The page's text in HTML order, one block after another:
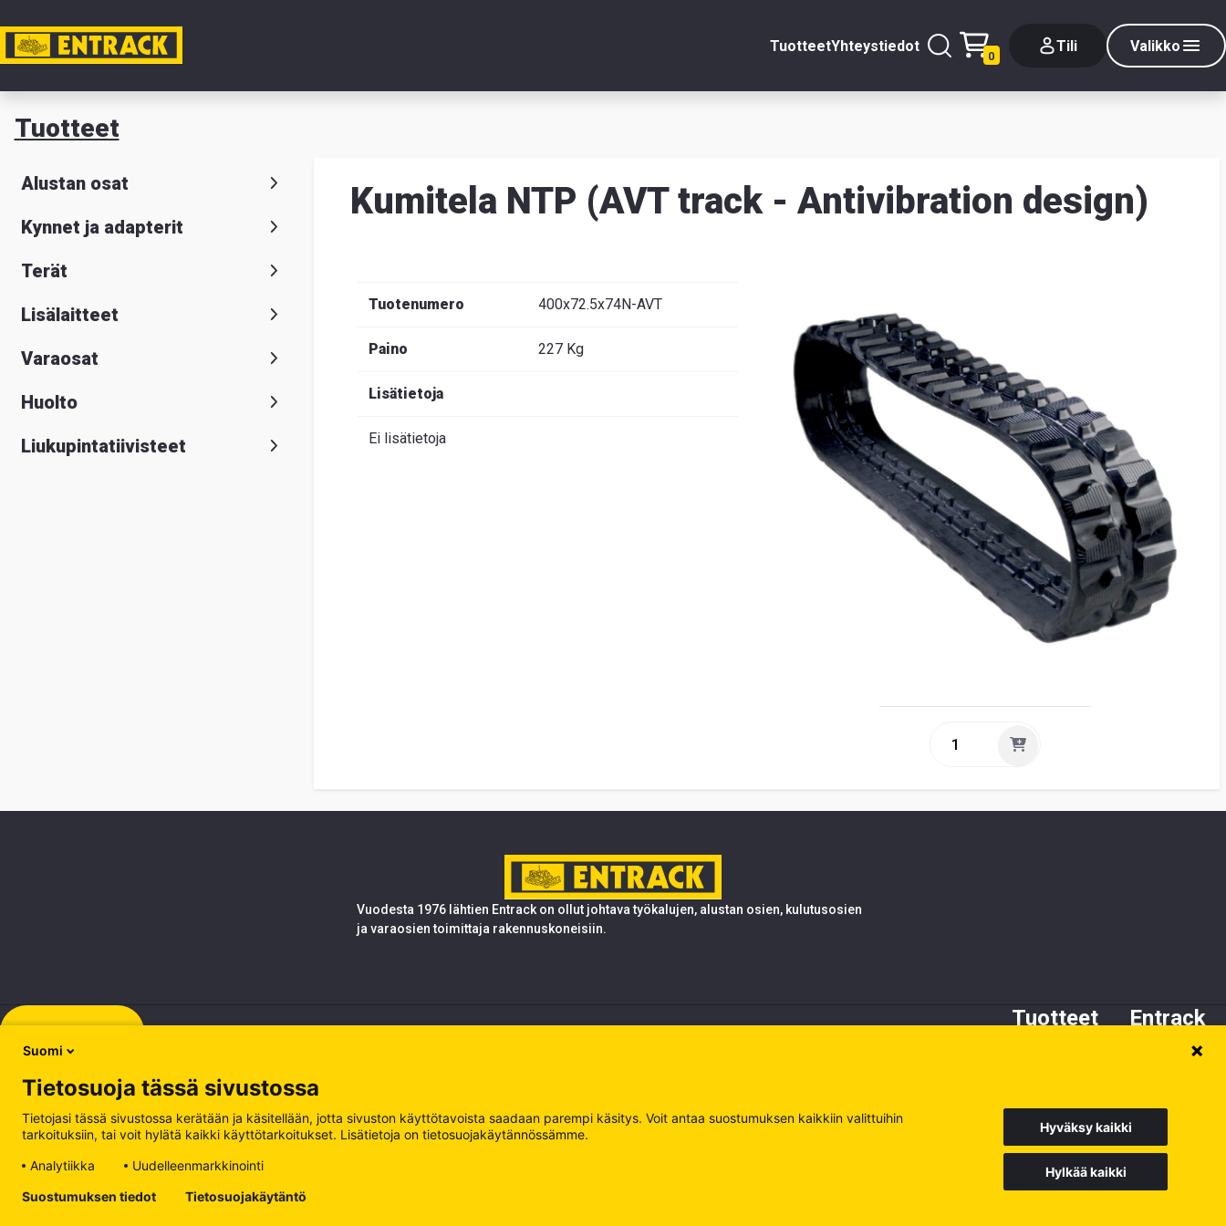
TuotteetYhteystiedot
0
Tili Valikko
Tili Sulje
Tuotevalitsin
Tietoa
meistä
Tuotteet
Alustan osat
Kynnet ja adapterit
Terät
Lisälaitteet
Varaosat
Huolto
Liukupintatiivisteet
Kumitela NTP (AVT track - Antivibration design)
Tuotenumero 400x72.5x74N-AVT
Paino 227 Kg
Lisätietoja
Ei lisätietoja
Vuodesta 1976 lähtien Entrack on ollut johtava työkalujen, alustan osien, kulutusosien
ja varaosien toimittaja rakennuskoneisiin.
Rekisteröidy
Tuotteet
Varaosat
Entrack
Tietoa meistä
Käsittele evästeitä Tietosuojakäytäntö
Suomi
Tietosuoja tässä sivustossa
Tietojasi tässä sivustossa kerätään ja käsitellään, jotta sivuston käyttötavoista saadaan parempi käsitys. Voit antaa suostumuksen kaikkiin valittuihin
tarkoituksiin, tai voit hylätä kaikki käyttötarkoitukset. Lisätietoja on tietosuojakäytännössämme.
Analytiikka
Uudelleenmarkkinointi
Hyväksy kaikki
Hylkää kaikki
Suostumuksen tiedot
Tietosuojakäytäntö